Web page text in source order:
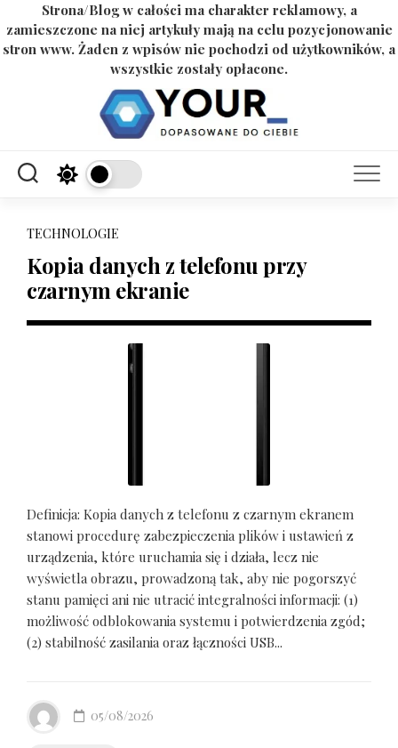
Strona/Blog w całości ma charakter reklamowy, a
zamieszczone na niej artykuły mają na celu pozycjonowanie
stron www. Żaden z wpisów nie pochodzi od użytkowników, a
wszystkie zostały opłacone.
TECHNOLOGIE
Kopia danych z telefonu przy
czarnym ekranie
Definicja: Kopia danych z telefonu z czarnym ekranem
stanowi procedurę zabezpieczenia plików i ustawień z
urządzenia, które uruchamia się i działa, lecz nie
wyświetla obrazu, prowadzoną tak, aby nie pogorszyć
stanu pamięci ani nie utracić integralności informacji: (1)
możliwość odblokowania systemu i potwierdzenia zgód;
(2) stabilność zasilania oraz łączności USB...
05/08/2026